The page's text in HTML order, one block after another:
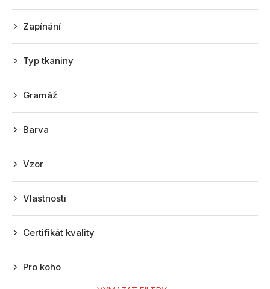
k
Barva
Typ tkaniny
Zapínání
Gramáž
Vzor
Vlastnosti
Certifikát kvality
Pro koho